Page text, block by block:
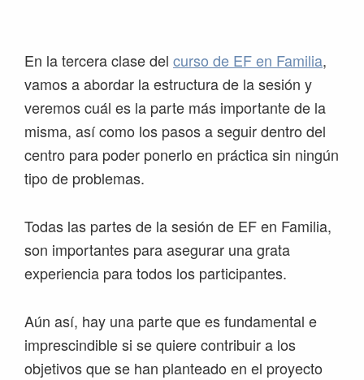
navegación
principal
contenido
principal
barra
lateral
principal
página
En la tercera clase del curso de EF en Familia,
vamos a abordar la estructura de la sesión y
veremos cuál es la parte más importante de la
misma, así como los pasos a seguir dentro del
centro para poder ponerlo en práctica sin ningún
tipo de problemas.
Todas las partes de la sesión de EF en Familia,
son importantes para asegurar una grata
experiencia para todos los participantes.
Aún así, hay una parte que es fundamental e
imprescindible si se quiere contribuir a los
objetivos que se han planteado en el proyecto